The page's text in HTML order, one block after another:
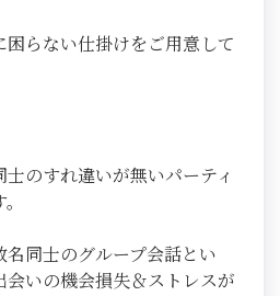
らない仕掛けをご用意して
のすれ違いが無いパーティ
同士のグループ会話とい
会いの機会損失＆ストレスが